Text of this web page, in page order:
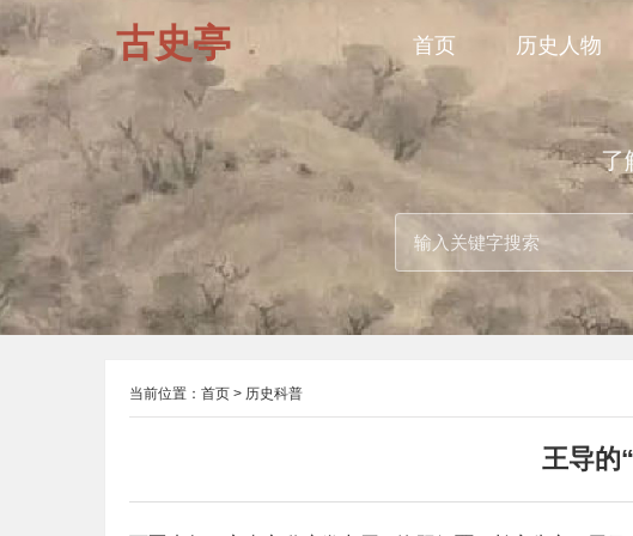
古史亭 首页 历史人物
了
当前位置： 首页 > 历史科普
王导的